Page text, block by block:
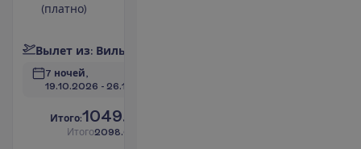
(платно)
Вылет из: Виль
7 ночей,
19.10.2026 - 26.10.2026
И того:1049.00
Итого2098.00